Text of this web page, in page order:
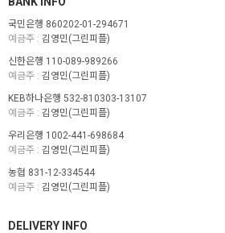
국민은행 860202-01-294671
예금주 : 김영민(그린피플)
신한은행 110-089-989266
예금주 : 김영민(그린피플)
KEB하나은행 532-810303-13107
예금주 : 김영민(그린피플)
우리은행 1002-441-698684
예금주 : 김영민(그린피플)
농협 831-12-334544
예금주 : 김영민(그린피플)
DELIVERY INFO